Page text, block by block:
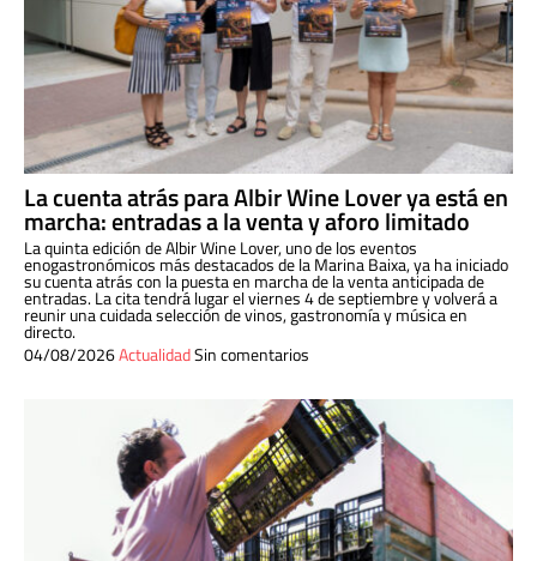
La cuenta atrás para Albir Wine Lover ya está en
marcha: entradas a la venta y aforo limitado
La quinta edición de Albir Wine Lover, uno de los eventos
enogastronómicos más destacados de la Marina Baixa, ya ha iniciado
su cuenta atrás con la puesta en marcha de la venta anticipada de
entradas. La cita tendrá lugar el viernes 4 de septiembre y volverá a
reunir una cuidada selección de vinos, gastronomía y música en
directo.
04/08/2026ActualidadSin comentarios